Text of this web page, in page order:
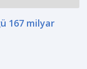
167 milyar